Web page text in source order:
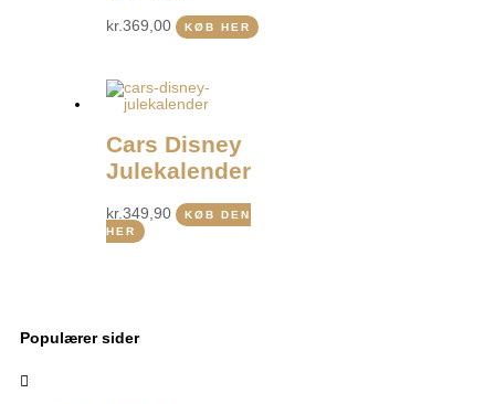
kr.369,00 KØB HER
Cars Disney
Julekalender
kr.349,90
KØB DEN
HER
Populærer sider
Menu